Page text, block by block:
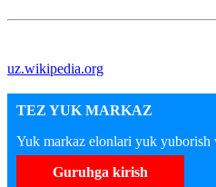
uz.wikipedia.org
TEZ YUK MARKAZ
Yuk markaz elonlari yuk yuborish
Guruhga kirish